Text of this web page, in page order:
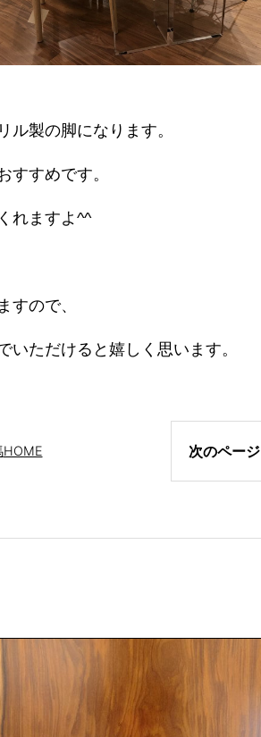
製の脚になります。
すすめです。
れますよ^^
すので、
ただけると嬉しく思います。
HOME 次のページ